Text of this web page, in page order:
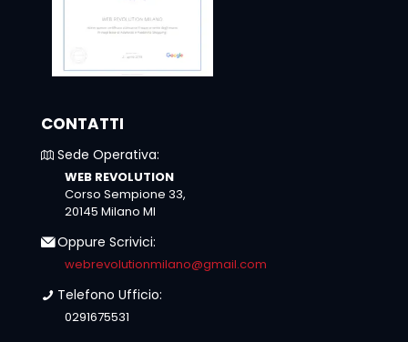
CONTATTI
Sede Operativa:
WEB REVOLUTION
Corso Sempione 33,
20145 Milano MI
Oppure Scrivici:
webrevolutionmilano@gmail.com
Telefono Ufficio:
0291675531